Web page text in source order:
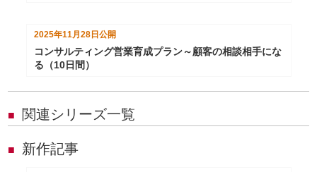
2025年11月28日公開
コンサルティング営業育成プラン～顧客の相談相手にな
る（10日間）
■ 関連シリーズ一覧
■ 新作記事